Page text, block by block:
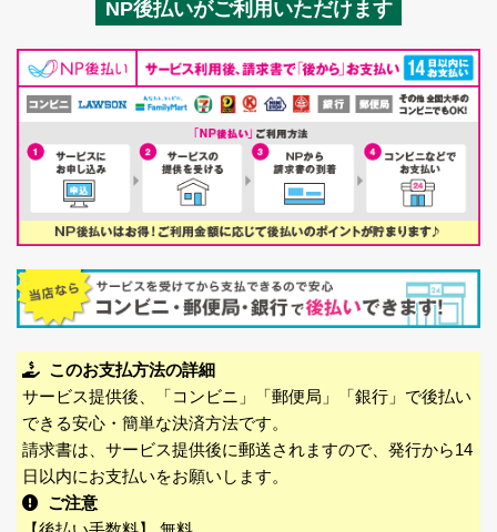
NP後払いがご利用いただけます
このお支払方法の詳細
サービス提供後、「コンビニ」「郵便局」「銀行」で後払い
できる安心・簡単な決済方法です。
請求書は、サービス提供後に郵送されますので、発行から14
日以内にお支払いをお願いします。
ご注意